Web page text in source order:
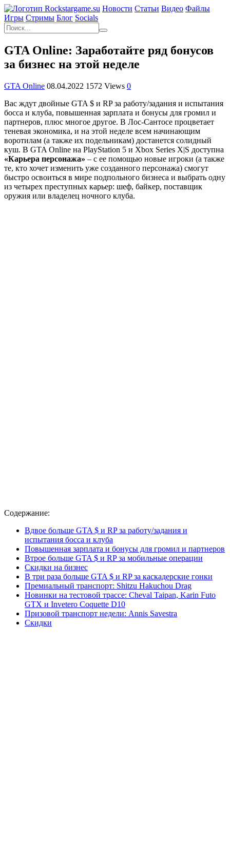
Новости Статьи Видео Файлы
Игры Cтримы Блог Socials
GTA Online: Заработайте ряд бонусов
за бизнес на этой неделе
GTA Online 08.04.2022 1572 Views 0
Вас ждут двойные GTA $ и RP за работу/задания и испытания
босса и клуба, повышенная зарплата и бонусы для громил и
партнеров, плюс многое другое. В Лос-Сантосе процветает
теневая экономика, и на этой неделе всем начинающим
воротилам (а также их подельникам) достанется солидный
куш. В GTA Online на PlayStation 5 и Xbox Series X|S доступна
«Карьера персонажа» – с ее помощью новые игроки (а также
те, кто хочет изменить уже созданного персонажа) смогут
быстро освоиться в мире подпольного бизнеса и выбрать одну
из четырех преступных карьер: шеф, байкер, поставщик
оружия или владелец ночного клуба.
Содержание:
Вдвое больше GTA $ и RP за работу/задания и
испытания босса и клуба
Повышенная зарплата и бонусы для громил и партнеров
Втрое больше GTA $ и RP за мобильные операции
Скидки на бизнес
В три раза больше GTA $ и RP за каскадерские гонки
Премиальный транспорт: Shitzu Hakuchou Drag
Новинки на тестовой трассе: Cheval Taipan, Karin Futo
GTX и Invetero Coquette D10
Призовой транспорт недели: Annis Savestra
Скидки